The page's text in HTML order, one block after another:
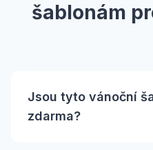
šablonám
Jsou tyto vánoční
zdarma?